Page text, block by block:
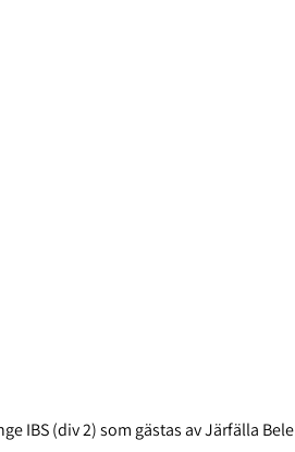
IBS (div 2) som gästas av Järfälla Bele